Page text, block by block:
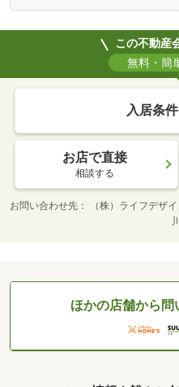
この不動産
無料・簡
入居条件
お店で直接
相談する
お問い合わせ先
（株）ライフデザ
ほかの店舗から問